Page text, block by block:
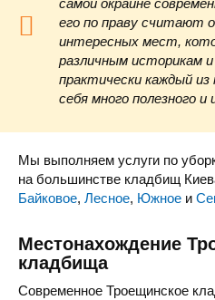
самой окраине
его по праву считают
интересных мест,
различным историкам
практически каждый
себя много полезного и
Мы выполняем услуги по
на большинстве кладбищ
Байковое, Лесное, Южное и
Местонахождение
кладбища
Современное Троещинское